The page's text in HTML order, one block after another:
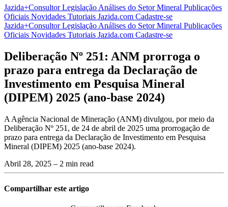
Jazida+ConsultorLegislação Análises do Setor Mineral Publicações
Oficiais Novidades Tutoriais Jazida.com Cadastre-se
Jazida+ConsultorLegislação Análises do Setor Mineral Publicações
Oficiais Novidades Tutoriais Jazida.com Cadastre-se
Deliberação Nº 251: ANM prorroga o
prazo para entrega da Declaração de
Investimento em Pesquisa Mineral
(DIPEM) 2025 (ano-base 2024)
A Agência Nacional de Mineração (ANM) divulgou, por meio da
Deliberação Nº 251, de 24 de abril de 2025 uma prorrogação de
prazo para entrega da Declaração de Investimento em Pesquisa
Mineral (DIPEM) 2025 (ano-base 2024).
Abril 28, 2025 – 2 min read
Compartilhar este artigo